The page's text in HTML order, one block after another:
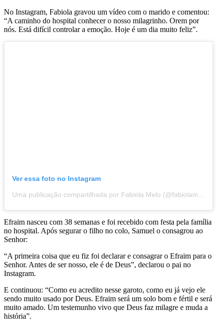
No Instagram, Fabiola gravou um vídeo com o marido e comentou:
“A caminho do hospital conhecer o nosso milagrinho. Orem por
nós. Está difícil controlar a emoção. Hoje é um dia muito feliz”.
Ver essa foto no Instagram
Efraim nasceu com 38 semanas e foi recebido com festa pela família
no hospital. Após segurar o filho no colo, Samuel o consagrou ao
Senhor:
“A primeira coisa que eu fiz foi declarar e consagrar o Efraim para o
Senhor. Antes de ser nosso, ele é de Deus”, declarou o pai no
Instagram.
E continuou: “Como eu acredito nesse garoto, como eu já vejo ele
sendo muito usado por Deus. Efraim será um solo bom e fértil e será
muito amado. Um testemunho vivo que Deus faz milagre e muda a
história”.